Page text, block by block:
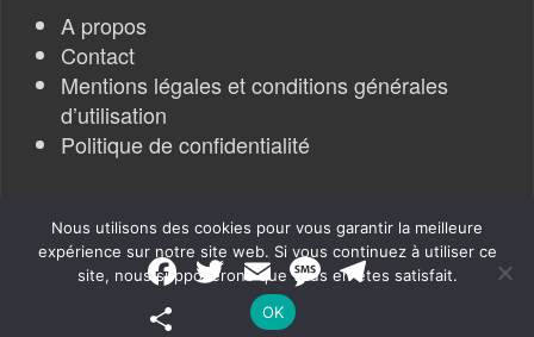
A propos
Contact
Mentions légales et conditions générales
d’utilisation
Politique de confidentialité
Rapports de Force|
F
a
T
w
E
m
a
i
M
e
T
e
Nous utilisons des cookies pour vous garantir la meilleure
expérience sur notre site web. Si vous continuez à utiliser ce
site, nous supposerons que vous en êtes satisfait.
OK